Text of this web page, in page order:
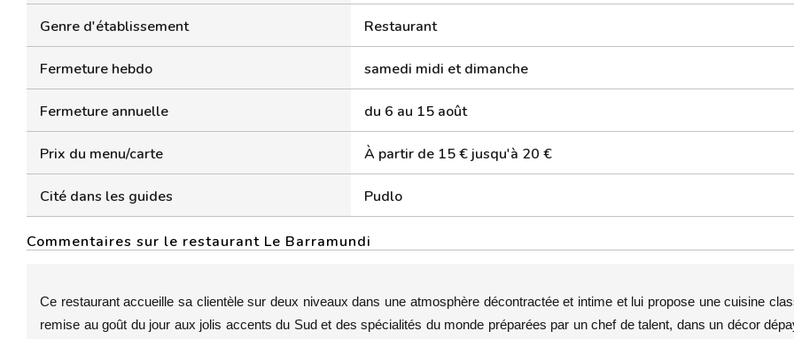
Genre d'établissement Restaurant
Fermeture hebdo samedi midi et dimanche
Fermeture annuelle du 6 au 15 août
Prix du menu/carte À partir de 15 € jusqu'à 20 €
Cité dans les guides Pudlo
Commentaires sur le restaurant Le Barramundi
Ce restaurant accueille sa clientèle sur deux niveaux dans une atmosphère décontractée et intime et lui propose une cuisine
remise au goût du jour aux jolis accents du Sud et des spécialités du monde préparées par un chef de talent, dans un décor